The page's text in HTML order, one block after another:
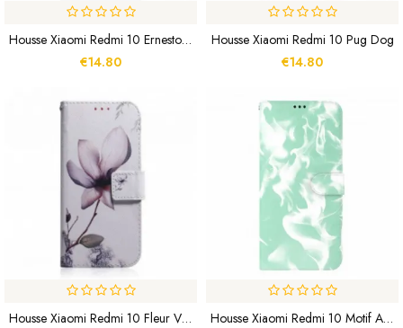
Housse Xiaomi Redmi 10 Ernesto Le Loup
€14.80
Housse Xiaomi Redmi 10 Pug Dog
€14.80
Housse Xiaomi Redmi 10 Fleur Vieux Rose
Housse Xiaomi Redmi 10 Motif Abstrait